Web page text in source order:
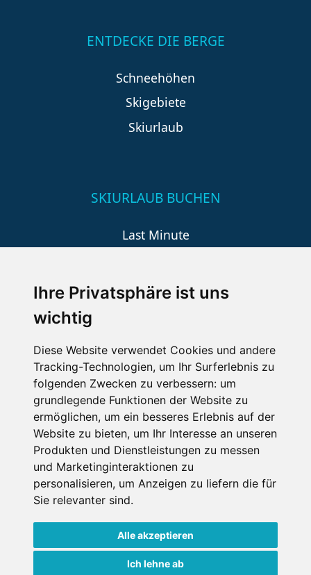
Ihre Privatsphäre ist uns
wichtig
Diese Website verwendet Cookies und andere
Tracking-Technologien, um Ihr Surferlebnis zu
folgenden Zwecken zu verbessern: um
grundlegende Funktionen der Website zu
ermöglichen, um ein besseres Erlebnis auf der
Website zu bieten, um Ihr Interesse an unseren
Produkten und Dienstleistungen zu messen
und Marketinginteraktionen zu
personalisieren, um Anzeigen zu liefern die für
Sie relevanter sind.
Alle akzeptieren
Ich lehne ab
ENTDECKE DIE BERGE
Schneehöhen
Skigebiete
Skiurlaub
SKIURLAUB BUCHEN
Last Minute
Wellness
SCHNEEHÖHEN SKI APP
Die Schneehoehen Ski APP für iOS und Android - Ein
Muss für alle Wintersportler und Schneefreaks!
Impressum
Datenschutz
Nutzungsbedingungen
Kontakt